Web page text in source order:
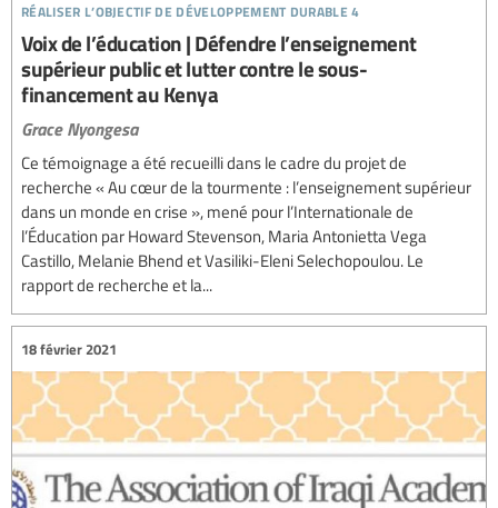
réaliser l’objectif de développement durable 4
Voix de l’éducation | Défendre l’enseignement
supérieur public et lutter contre le sous-
financement au Kenya
Grace Nyongesa
Ce témoignage a été recueilli dans le cadre du projet de
recherche « Au cœur de la tourmente : l’enseignement supérieur
dans un monde en crise », mené pour l’Internationale de
l’Éducation par Howard Stevenson, Maria Antonietta Vega
Castillo, Melanie Bhend et Vasiliki-Eleni Selechopoulou. Le
rapport de recherche et la...
18 février 2021